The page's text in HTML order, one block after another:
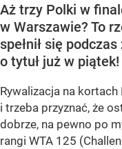
Aż trzy Polki w
w Warszawie? To
spełnił się
o tytuł już w piątek!
Rywalizacja na
i trzeba przyznać, że
dobrze, na pewno po
rangi WTA 125